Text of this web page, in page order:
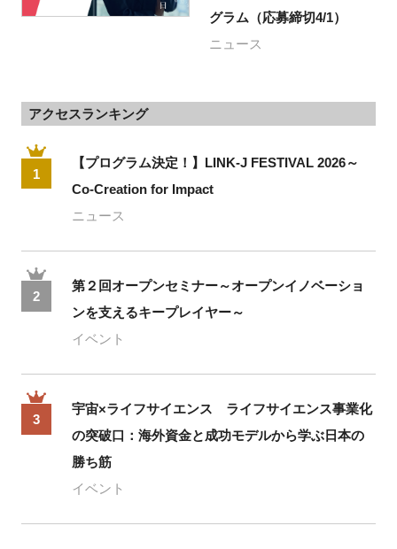
グラム（応募締切4/1）
ニュース
アクセスランキング
1
【プログラム決定！】LINK-J FESTIVAL 2026～
Co-Creation for Impact
ニュース
2
第２回オープンセミナー～オープンイノベーショ
ンを支えるキープレイヤー～
イベント
3
宇宙×ライフサイエンス ライフサイエンス事業化
の突破口：海外資金と成功モデルから学ぶ日本の
勝ち筋
イベント